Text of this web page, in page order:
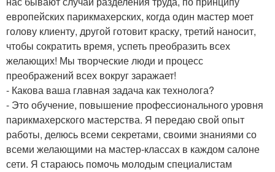
европейских парикмахерских, когда один мастер моет
голову клиенту, другой готовит краску, третий наносит,
чтобы сократить время, успеть преобразить всех
желающих! Мы творческие люди и процесс
преображений всех вокруг заражает!
- Какова ваша главная задача как технолога?
- Это обучение, повышение профессионального уровня
парикмахерского мастерства. Я передаю свой опыт
работы, делюсь всеми секретами, своими знаниями со
всеми желающими на мастер-классах в каждом салоне
сети. Я стараюсь помочь молодым специалистам